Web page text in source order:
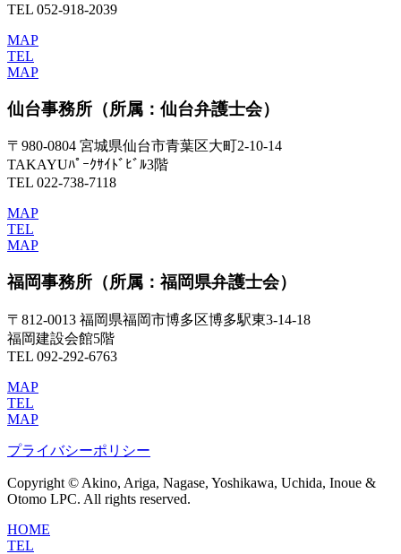
TEL 052-918-2039
MAP
TEL
MAP
仙台事務所 （所属：仙台弁護士会）
〒980-0804 宮城県仙台市青葉区大町2-10-14
TAKAYUﾊﾟｰｸｻｲﾄﾞﾋﾞﾙ3階
TEL 022-738-7118
MAP
TEL
MAP
福岡事務所 （所属：福岡県弁護士会）
〒812-0013 福岡県福岡市博多区博多駅東3-14-18
福岡建設会館5階
TEL 092-292-6763
MAP
TEL
MAP
プライバシーポリシー
Copyright © Akino, Ariga, Nagase, Yoshikawa, Uchida, Inoue &
Otomo LPC. All rights reserved.
HOME
TEL